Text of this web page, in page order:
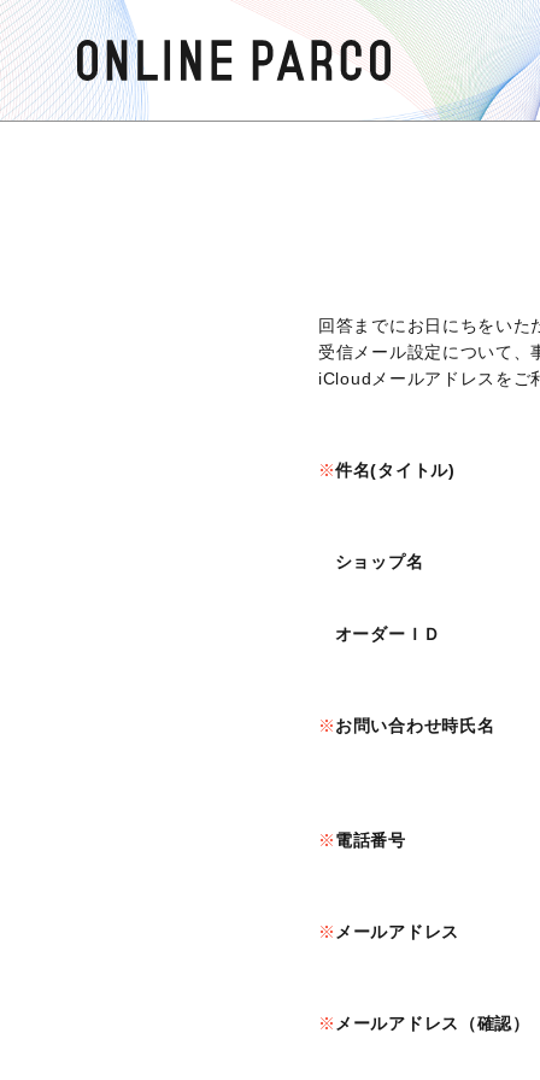
回答までにお日にちをいた
受信メール設定について、
iCloudメールアドレスをご
件名(タイトル)
ショップ名
オーダーＩＤ
お問い合わせ時氏名
電話番号
メールアドレス
メールアドレス（確認）